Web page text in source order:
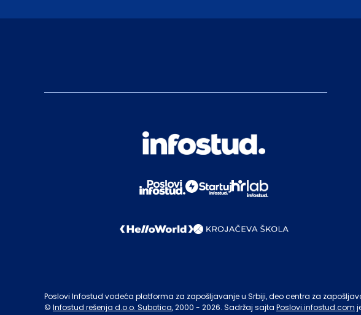
Poslovi Infostud vodeća platforma za zapošljavanje u Srbiji, deo centra za
© Infostud rešenja d.o.o. Subotica, 2000 - 2026. Sadržaj sajta Poslovi.infostud.com